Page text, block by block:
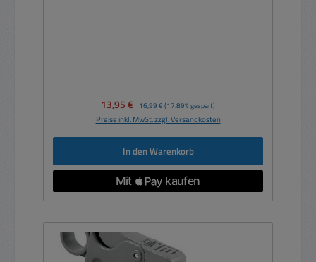
Verkaufspreis:
13,95 € Regulärer Preis:
16,99 € (17.89% gespart)
Preise inkl. MwSt. zzgl. Versandkosten
In den Warenkorb